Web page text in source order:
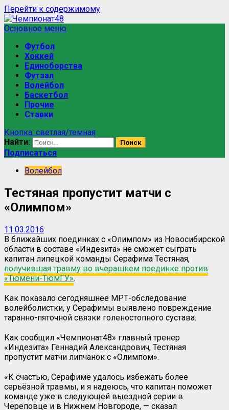
Перейти к содержимому
Основное меню
Футбол
Хоккей
Единоборства
Футзал
Волейбол
Баскетбол
Прочие
Ставки
Кнопка: светлая/темная
Найти:
Подписаться
Волейбол
Тестяная пропустит матчи с
«Олимпом»
11.03.2016
В ближайших поединках с «Олимпом» из Новосибирской
области в составе «Индезита» не сможет сыграть
капитан липецкой команды Серафима Тестяная,
получившая травму во вчерашнем поединке против
«Тюмени-ТюмГУ».
Как показало сегодняшнее МРТ-обследование
волейболистки, у Серафимы выявлено повреждение
таранно-пяточной связки голеностопного сустава.
Как сообщил «Чемпионат48» главный тренер
«Индезита» Геннадий Александрович, Тестяная
пропустит матчи липчанок с «Олимпом».
«К счастью, Серафиме удалось избежать более
серьёзной травмы, и я надеюсь, что капитан поможет
команде уже в следующей выездной серии в
Череповце и в Нижнем Новгороде, — сказал